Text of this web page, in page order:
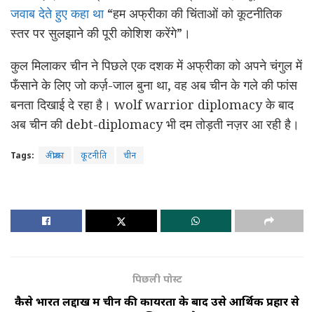
जवाब देते हुए कहा था“हम अफ्रीका की चिंताओं को कूटनीतिक
स्तर पर सुलझाने की पूरी कोशिश करेंगे”।
कुल मिलाकर चीन ने पिछले एक दशक में अफ्रीका को अपने चंगुल में
फँसाने के लिए जो कर्ज़-जाल बुना था, वह अब चीन के गले की फांस
बनता दिखाई दे रहा है। wolf warrior diplomacy के बाद
अब चीन की debt-diplomacy भी दम तोड़ती नज़र आ रही है।
Tags: अफ्रीका कूटनीति चीन
पिछली पोस्ट
कैसे भारत लद्दाख में चीन की कायरता के बाद उसे आर्थिक प्रहार से